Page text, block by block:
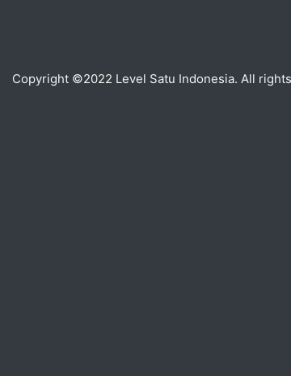
Copyright ©2022 Level Satu Indonesia. All